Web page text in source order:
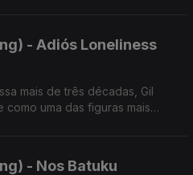
- Adiós Loneliness
mais de três décadas, Gil
como uma das figuras mais
- Nos Batuku